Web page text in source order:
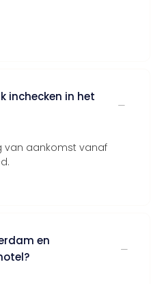
inchecken in het
van aankomst vanaf
en